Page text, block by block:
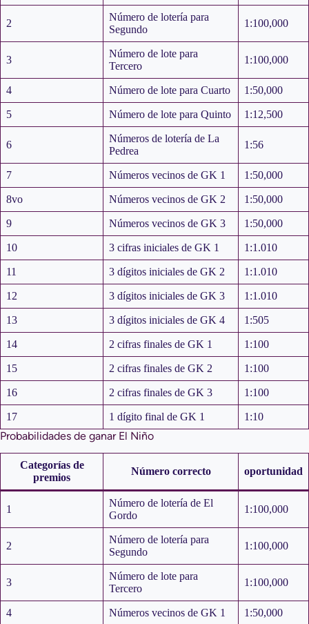
2
Número de lotería para
Segundo
1:100,000
3
Número de lote para
Tercero
1:100,000
4 Número de lote para Cuarto 1:50,000
5 Número de lote para Quinto 1:12,500
6
Números de lotería de La
Pedrea
1:56
7 Números vecinos de GK 1 1:50,000
8vo Números vecinos de GK 2 1:50,000
9 Números vecinos de GK 3 1:50,000
10 3 cifras iniciales de GK 1 1:1.010
11 3 dígitos iniciales de GK 2 1:1.010
12 3 dígitos iniciales de GK 3 1:1.010
13 3 dígitos iniciales de GK 4 1:505
14 2 cifras finales de GK 1 1:100
15 2 cifras finales de GK 2 1:100
16 2 cifras finales de GK 3 1:100
17 1 dígito final de GK 1 1:10
Probabilidades de ganar El Niño
Categorías de
premios
Número correcto oportunidad
1
Número de lotería de El
Gordo
1:100,000
2
Número de lotería para
Segundo
1:100,000
3
Número de lote para
Tercero
1:100,000
4 Números vecinos de GK 1 1:50,000